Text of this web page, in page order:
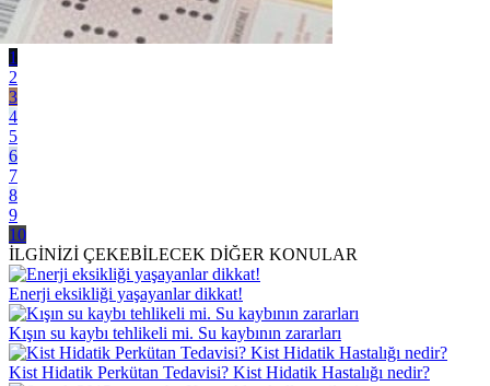
1
2
3
4
5
6
7
8
9
10
İLGİNİZİ ÇEKEBİLECEK DİĞER KONULAR
Enerji eksikliği yaşayanlar dikkat!
Kışın su kaybı tehlikeli mi. Su kaybının zararları
Kist Hidatik Perkütan Tedavisi? Kist Hidatik Hastalığı nedir?